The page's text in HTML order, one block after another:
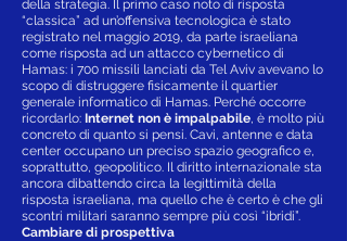
della strategia. Il primo caso noto di risposta
“classica” ad un’offensiva tecnologica è stato
registrato nel maggio 2019, da parte israeliana
come risposta ad un attacco cybernetico di
Hamas: i 700 missili lanciati da Tel Aviv avevano lo
scopo di distruggere fisicamente il quartier
generale informatico di Hamas. Perché occorre
ricordarlo: Internet non è impalpabile, è molto più
concreto di quanto si pensi. Cavi, antenne e data
center occupano un preciso spazio geografico e,
soprattutto, geopolitico. Il diritto internazionale sta
ancora dibattendo circa la legittimità della
risposta israeliana, ma quello che è certo è che gli
scontri militari saranno sempre più così “ibridi”.
Cambiare di prospettiva